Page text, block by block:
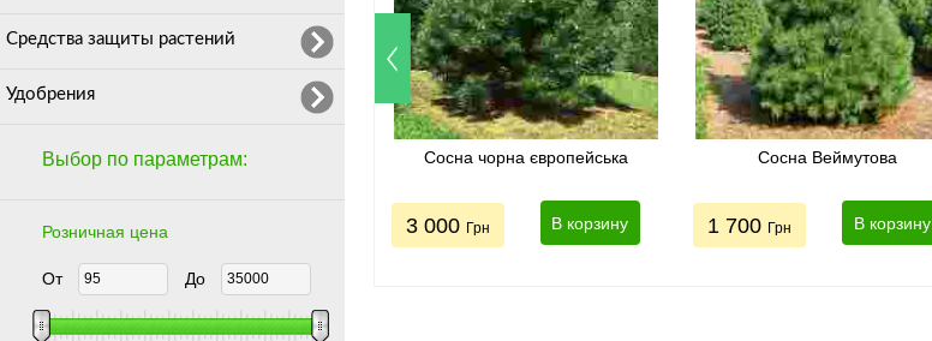
Средства защиты растений
Удобрения
Выбор по параметрам:
Розничная цена
От До
Сосна чорна європейська
3 000 Грн В корзину
Сосна Веймутова
1 700 Грн В корзину